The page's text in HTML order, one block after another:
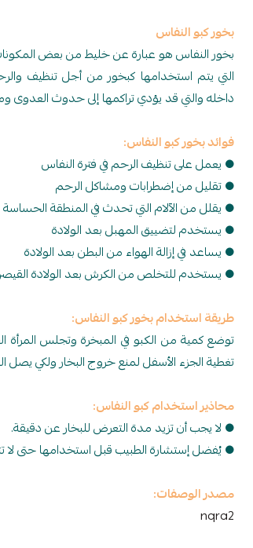
بخور كبو النفاس
بخور النفاس هو عبارة عن خليط من بعض
التي يتم استخدامها كبخور من أجل تنظيف
داخله والتي قد يؤدي تراكمها إلى حدوث
فوائد بخور كبو النفاس:
● يعمل على تنظيف الرحم في فترة النفاس
● تقليل من إضطرابات ومشاكل الرحم
● يقلل من الآلام التي تحدث في المنطقة الحساسة
● يستخدم لتضييق المهبل بعد الولادة
● يساعد في إزالة الهواء من البطن بعد الولادة
● يستخدم للتخلص من الكرش بعد الولادة
طريقة استخدام بخور كبو النفاس:
توضع كمية من الكبو في المبخرة وتجلس
تغطية الجزء الأسفل لمنع خروج البخار ولكي يصل
محاذير استخدام كبو النفاس:
● لا يجب أن تزيد مدة التعرض للبخار عن دقيقة.
● يُفضل إستشارة الطبيب قبل استخدامها حتى لا
مصدر الوصفات:
nqra2